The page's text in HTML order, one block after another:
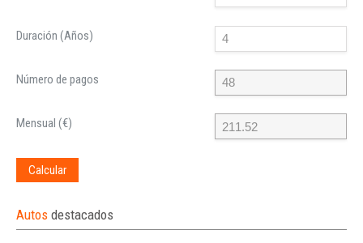
Duración (Años)
Número de pagos
Mensual (€)
Calcular
Autos destacados